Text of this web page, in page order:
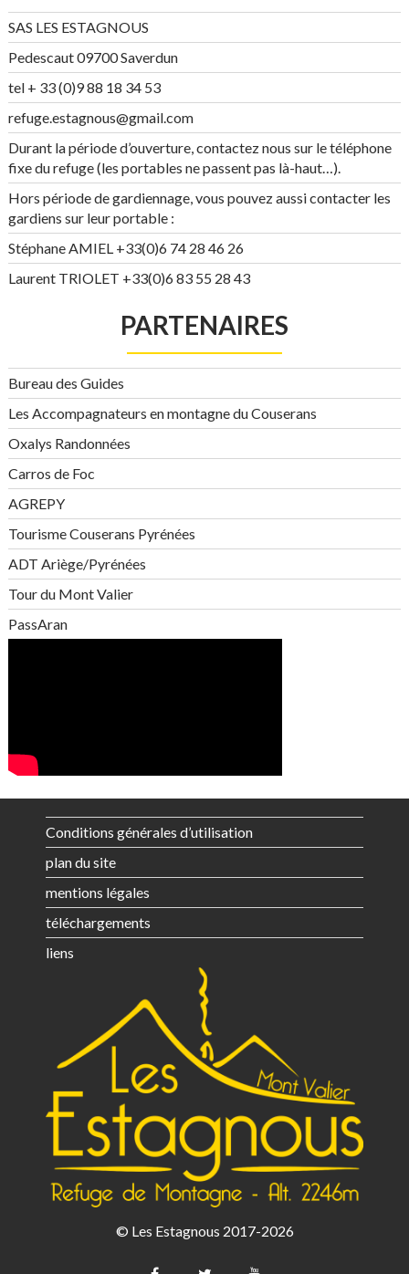
SAS LES ESTAGNOUS
Pedescaut 09700 Saverdun
tel + 33 (0)9 88 18 34 53
refuge.estagnous@gmail.com
Durant la période d’ouverture, contactez nous sur le téléphone
fixe du refuge (les portables ne passent pas là-haut…).
Hors période de gardiennage, vous pouvez aussi contacter les
gardiens sur leur portable :
Stéphane AMIEL +33(0)6 74 28 46 26
Laurent TRIOLET +33(0)6 83 55 28 43
PARTENAIRES
Bureau des Guides
Les Accompagnateurs en montagne du Couserans
Oxalys Randonnées
Carros de Foc
AGREPY
Tourisme Couserans Pyrénées
ADT Ariège/Pyrénées
Tour du Mont Valier
PassAran
Conditions générales d’utilisation
plan du site
mentions légales
téléchargements
liens
© Les Estagnous 2017-2026